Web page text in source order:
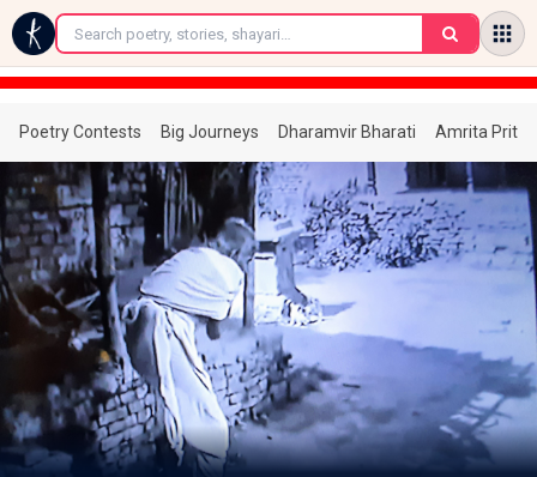
←
Poetry Contests Big Journeys Dharamvir Bharati Amrita